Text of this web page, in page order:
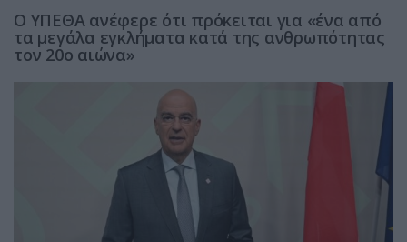
Ο ΥΠΕΘΑ ανέφερε ότι πρόκειται για «ένα από
τα μεγάλα εγκλήματα κατά της ανθρωπότητας
τον 20ο αιώνα»